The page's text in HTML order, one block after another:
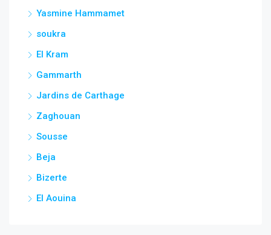
Yasmine Hammamet
soukra
El Kram
Gammarth
Jardins de Carthage
Zaghouan
Sousse
Beja
Bizerte
El Aouina